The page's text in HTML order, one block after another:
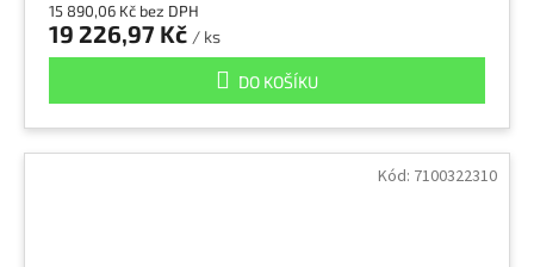
15 890,06 Kč bez DPH
19 226,97 Kč / ks
DO KOŠÍKU
Kód: 7100322310